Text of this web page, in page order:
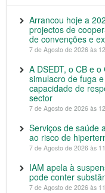
Arrancou hoje a
projectos de
de convenções e
7 de Agosto de 2026 às
A DSEDT, o CB e
simulacro de fuga
capacidade de
sector
7 de Agosto de 2026 às
Serviços de saúde
ao risco de
7 de Agosto de 2026 às
IAM apela à
pode conter
7 de Agosto de 2026 às